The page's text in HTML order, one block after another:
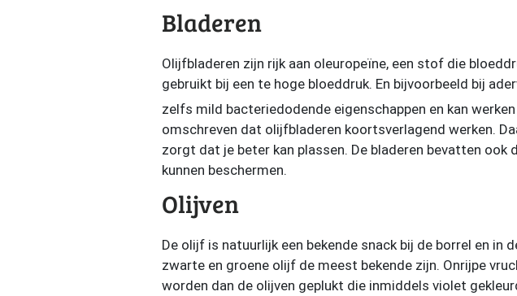
Bladeren
Olijfbladeren zijn rijk aan oleuropeïne, een stof die
gebruikt bij een te hoge bloeddruk. En bijvoorbeeld bij
zelfs mild bacteriedodende eigenschappen en kan
omschreven dat olijfbladeren koortsverlagend werken.
zorgt dat je beter kan plassen. De bladeren bevatten
kunnen beschermen.
Olijven
De olijf is natuurlijk een bekende snack bij de borrel en in
zwarte en groene olijf de meest bekende zijn. Onrijpe
worden dan de olijven geplukt die inmiddels violet